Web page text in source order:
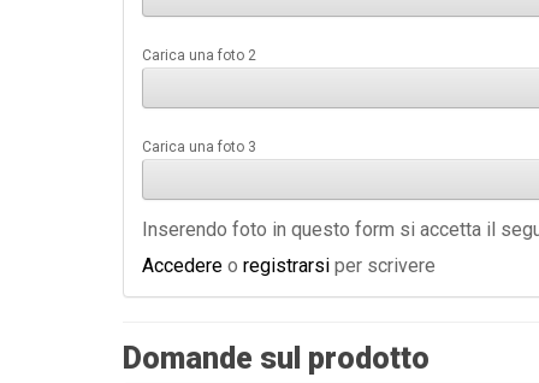
Carica una foto 2
Carica una foto 3
Inserendo foto in questo form si accetta il
Accedere o registrarsi per scrivere
Domande sul prodotto